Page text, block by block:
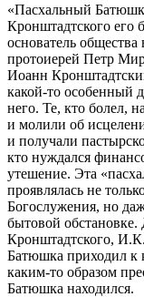
«Пасхальный
Кронштадтского его
основатель
протоиерей Петр
Иоанн
какой-то особенный
него. Те, кто болел,
и молили об
и получали
кто нуждался
утешение. Эта
проявлялась не
Богослужения, но
бытовой
Кронштадтского,
Батюшка приходил к
каким-то образом
Батюшка находился.